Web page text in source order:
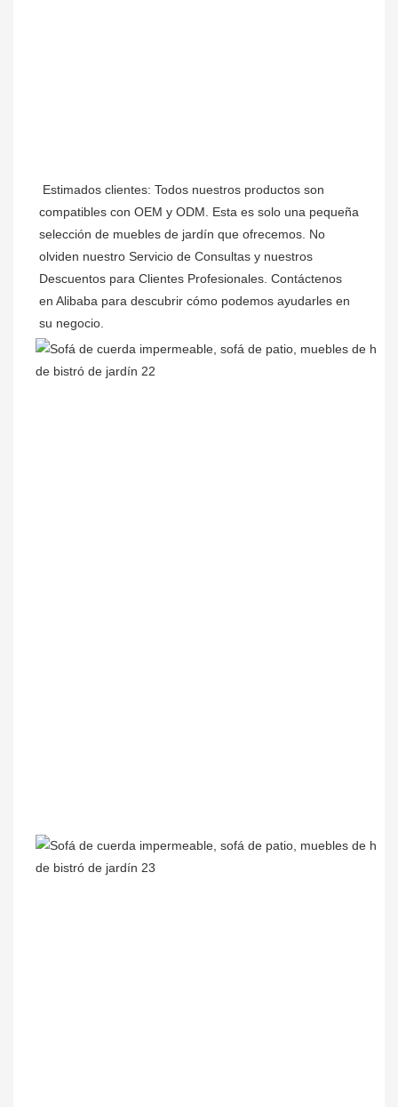
Estimados clientes: Todos nuestros productos son
compatibles con OEM y ODM. Esta es solo una pequeña
selección de muebles de jardín que ofrecemos. No
olviden nuestro Servicio de Consultas y nuestros
Descuentos para Clientes Profesionales. Contáctenos
en Alibaba para descubrir cómo podemos ayudarles en
su negocio.